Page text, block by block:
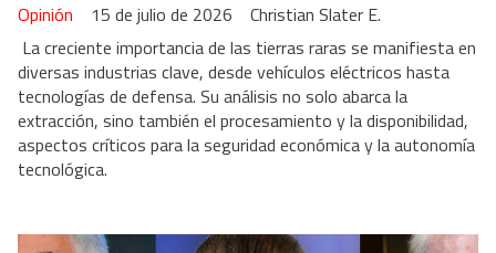
Christian Slater E.
Opinión
15 de julio de 2026
La creciente importancia de las tierras raras se manifiesta en
diversas industrias clave, desde vehículos eléctricos hasta
tecnologías de defensa. Su análisis no solo abarca la
extracción, sino también el procesamiento y la disponibilidad,
aspectos críticos para la seguridad económica y la autonomía
tecnológica.